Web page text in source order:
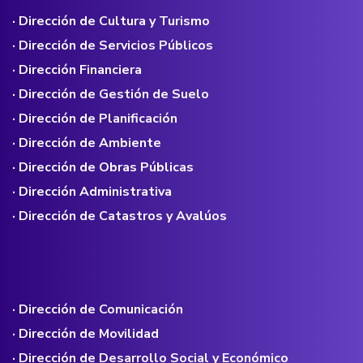
· Dirección de Cultura y Turismo
· Dirección de Servicios Públicos
· Dirección Financiera
· Dirección de Gestión de Suelo
· Dirección de Planificación
· Dirección de Ambiente
· Dirección de Obras Públicas
· Dirección Administrativa
· Dirección de Catastros y Avalúos
· Dirección de Comunicación
· Dirección de Movilidad
· Dirección de Desarrollo Social y Económico